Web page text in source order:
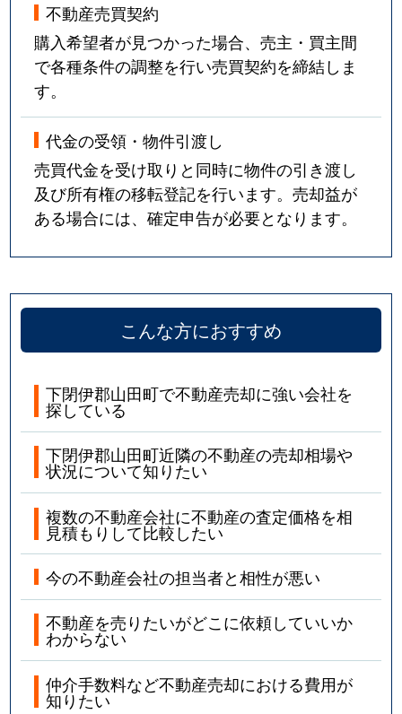
不動産売買契約
購入希望者が見つかった場合、売主・買主間
で各種条件の調整を行い売買契約を締結しま
す。
代金の受領・物件引渡し
売買代金を受け取りと同時に物件の引き渡し
及び所有権の移転登記を行います。売却益が
ある場合には、確定申告が必要となります。
こんな方におすすめ
下閉伊郡山田町で不動産売却に強い会社を
探している
下閉伊郡山田町近隣の不動産の売却相場や
状況について知りたい
複数の不動産会社に不動産の査定価格を相
見積もりして比較したい
今の不動産会社の担当者と相性が悪い
不動産を売りたいがどこに依頼していいか
わからない
仲介手数料など不動産売却における費用が
知りたい